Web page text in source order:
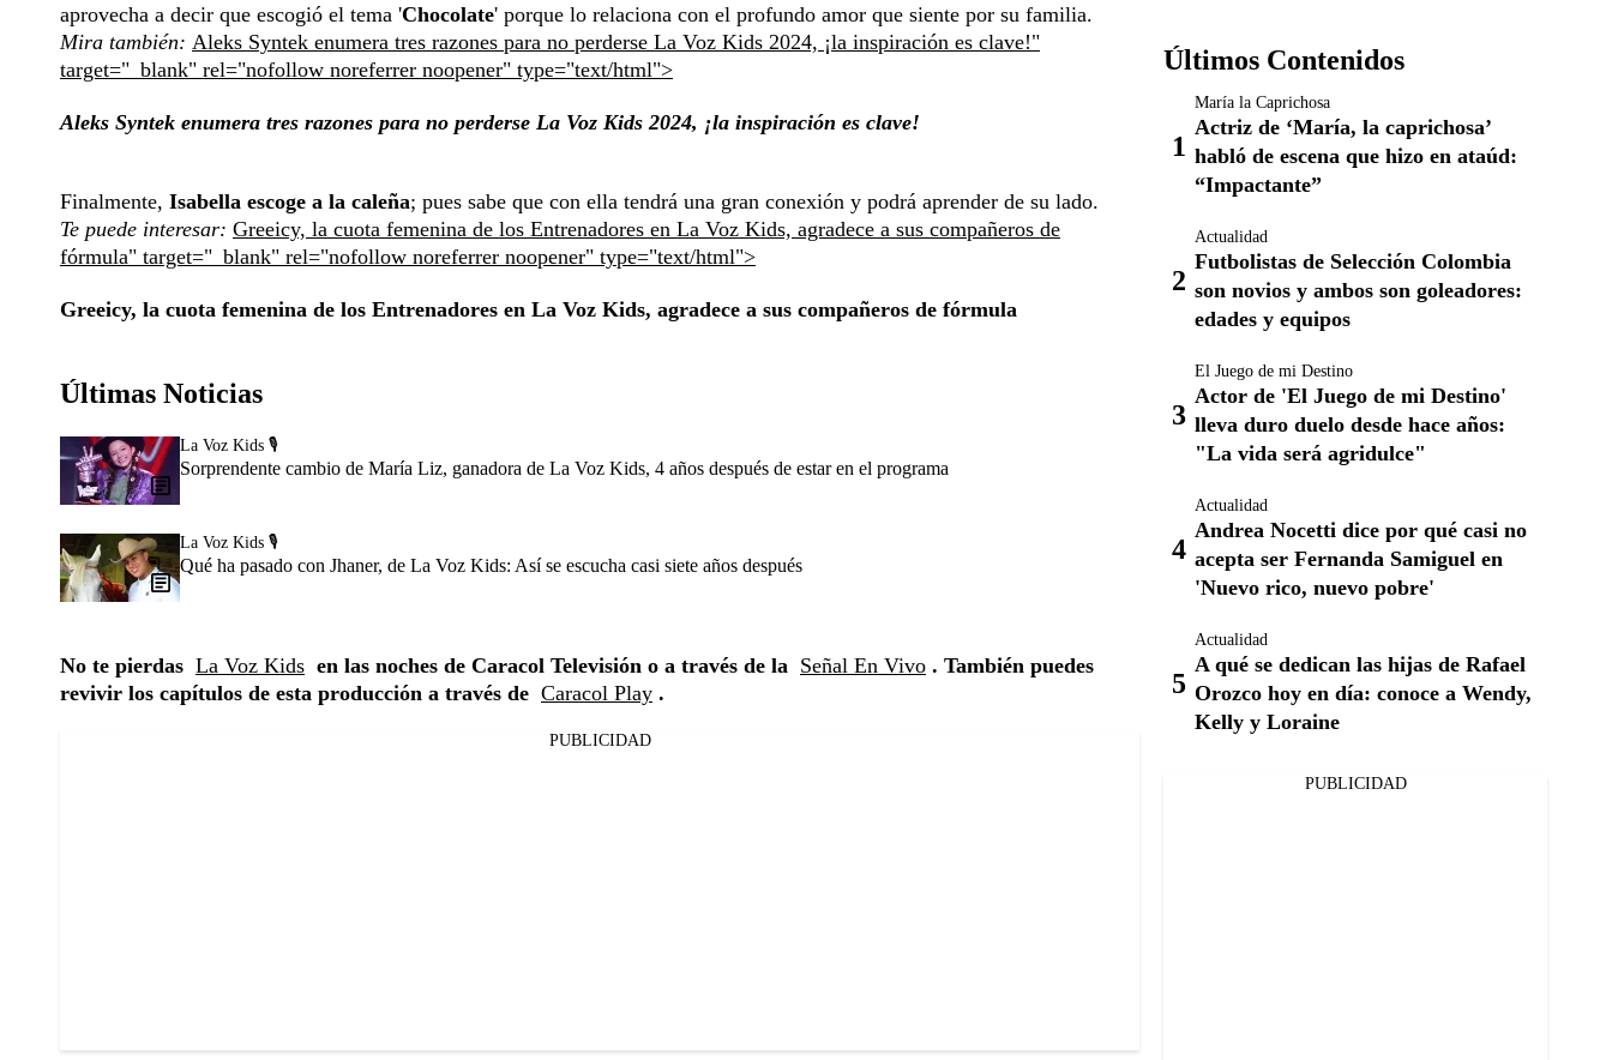
aprovecha a decir que escogió el tema 'Chocolate' porque lo relaciona con el profundo amor que siente por su familia.
Mira también: Aleks Syntek enumera tres razones para no perderse La Voz Kids 2024, ¡la inspiración es clave!"
target="_blank" rel="nofollow noreferrer noopener" type="text/html">
Aleks Syntek enumera tres razones para no perderse La Voz Kids 2024, ¡la inspiración es clave!
Finalmente, Isabella escoge a la caleña; pues sabe que con ella tendrá una gran conexión y podrá aprender de su lado.
Te puede interesar: Greeicy, la cuota femenina de los Entrenadores en La Voz Kids, agradece a sus compañeros de
fórmula" target="_blank" rel="nofollow noreferrer noopener" type="text/html">
Greeicy, la cuota femenina de los Entrenadores en La Voz Kids, agradece a sus compañeros de fórmula
Últimas Noticias
La Voz Kids 🎙️
Sorprendente cambio de María Liz, ganadora de La Voz Kids, 4 años después de estar en el programa
La Voz Kids 🎙️
Qué ha pasado con Jhaner, de La Voz Kids: Así se escucha casi siete años después
No te pierdas La Voz Kids en las noches de Caracol Televisión o a través de la Señal En Vivo . También puedes
revivir los capítulos de esta producción a través de Caracol Play .
PUBLICIDAD
Últimos Contenidos
María la Caprichosa
Actriz de ‘María, la caprichosa’
habló de escena que hizo en ataúd:
“Impactante”
Actualidad
Futbolistas de Selección Colombia
son novios y ambos son goleadores:
edades y equipos
El Juego de mi Destino
Actor de 'El Juego de mi Destino'
lleva duro duelo desde hace años:
"La vida será agridulce"
Actualidad
Andrea Nocetti dice por qué casi no
acepta ser Fernanda Samiguel en
'Nuevo rico, nuevo pobre'
Actualidad
A qué se dedican las hijas de Rafael
Orozco hoy en día: conoce a Wendy,
Kelly y Loraine
PUBLICIDAD